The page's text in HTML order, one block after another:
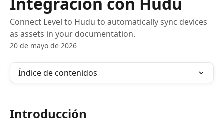
Connect Level to Hudu to automatically sync devices
as assets in your documentation.
20 de mayo de 2026
Índice de contenidos
Introducción